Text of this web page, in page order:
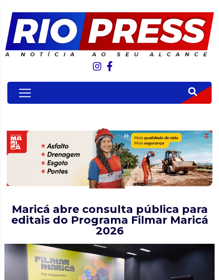
Maricá abre consulta pública para
editais do Programa Filmar Maricá
2026